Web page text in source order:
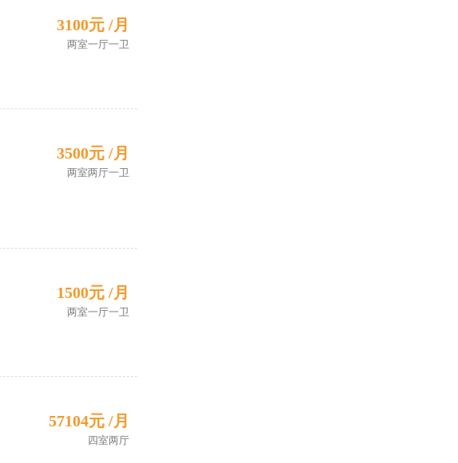
3100元 /月
两室一厅一卫
3500元 /月
两室两厅一卫
1500元 /月
两室一厅一卫
57104元 /月
四室两厅